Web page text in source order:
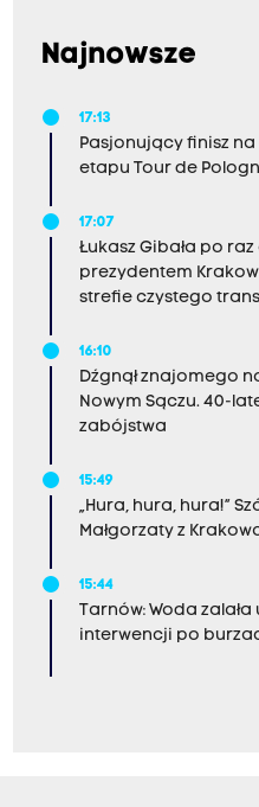
Najnowsze
17:13
Pasjonujący finisz
etapu Tour de
17:07
Łukasz Gibała po
prezydentem
strefie czystego
16:10
Dźgnął znajomego
Nowym Sączu. 40-
zabójstwa
15:49
„Hura, hura, hura!”
Małgorzaty z
15:44
Tarnów: Woda
interwencji po